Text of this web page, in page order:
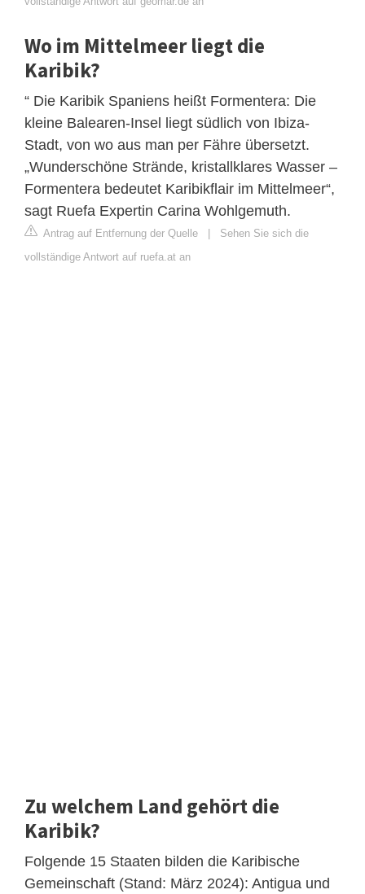
Wo im Mittelmeer liegt die
Karibik?
“ Die Karibik Spaniens heißt Formentera: Die
kleine Balearen-Insel liegt südlich von Ibiza-
Stadt, von wo aus man per Fähre übersetzt.
„Wunderschöne Strände, kristallklares Wasser –
Formentera bedeutet Karibikflair im Mittelmeer“,
sagt Ruefa Expertin Carina Wohlgemuth.
Antrag auf Entfernung der Quelle | Sehen Sie sich die
vollständige Antwort auf ruefa.at an
Zu welchem Land gehört die
Karibik?
Folgende 15 Staaten bilden die Karibische
Gemeinschaft (Stand: März 2024): Antigua und